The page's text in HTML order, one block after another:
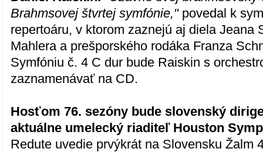
Brahmsovej štvrtej symfónie,"povedal k
repertoáru, v ktorom zaznejú aj diela Jeana
Mahlera a prešporského rodáka Franza
Symfóniu č. 4 C dur bude Raiskin s
zaznamenávať na CD.
Hosťom 76. sezóny bude slovenský
aktuálne umelecký riaditeľ Houston
Redute uvedie prvýkrát na Slovensku Žalm